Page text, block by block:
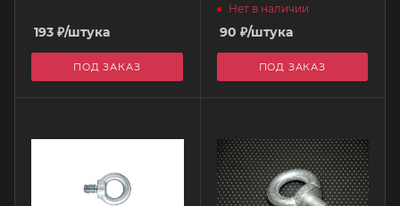
193 ₽/штука
ПОД ЗАКАЗ
Нет в наличии
90 ₽/штука
ПОД ЗАКАЗ